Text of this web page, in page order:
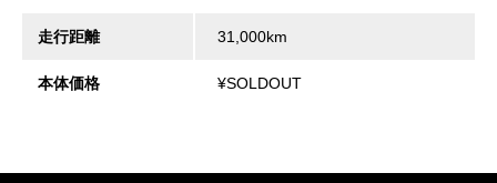
走行距離 31,000km
本体価格 ¥SOLDOUT